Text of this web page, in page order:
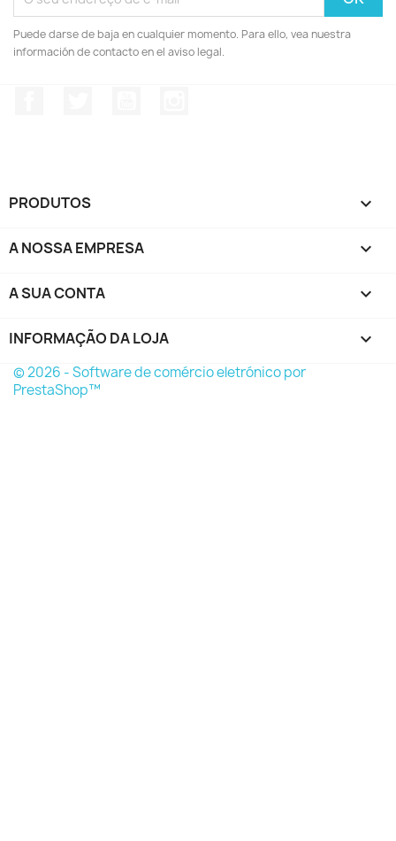
Puede darse de baja en cualquier momento. Para ello, vea nuestra
información de contacto en el aviso legal.
PRODUTOS 
A NOSSA EMPRESA 
A SUA CONTA 
INFORMAÇÃO DA LOJA keyboard_arrow_down
© 2026 - Software de comércio eletrónico por
PrestaShop™